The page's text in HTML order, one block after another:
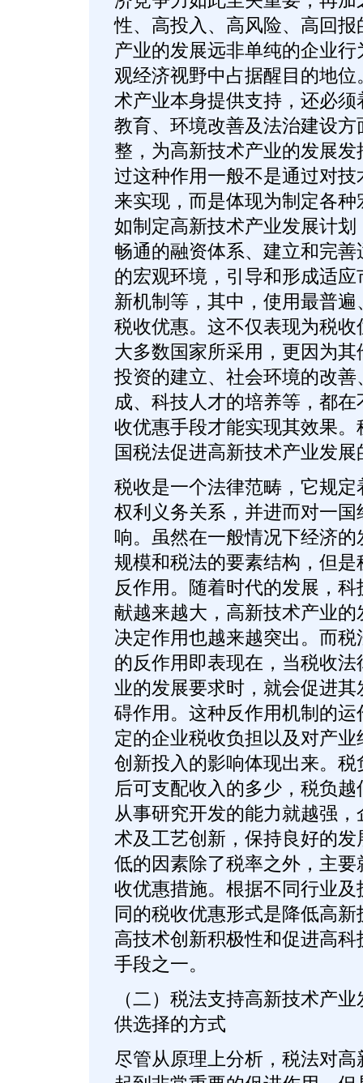
性、高投入、高风险、高回
产业的发展远非单纯的企业
观经济视野中占据醒目的地
术产业本身提供支持，还必
教育、环境改善及法治建设
整，为高新技术产业的发展
过这种作用一般不是通过对
来实现，而是体现为制定各
如制定高新技术产业发展计
畅通的融资体系、建立和完
的宏观环境，引导和形成适
新机制等，其中，使用最普
税收优惠。这不仅表现为税
大多数国家所采用，更因为
投资的建立、社会环境的改
成、科技人才的培养等，都
收优惠手段才能实现其效果
国税法促进高新技术产业发
税收是一个法律范畴，它规
权利义务关系，并进而对一
响。虽然在一般情况下经济
规模和税法的要素结构，但
反作用。随着时代的发展，
献越来越大，高新技术产业
决定作用也越来越突出。而
的反作用即表现在，当税收
业的发展要求时，就会促进
碍作用。这种反作用机制的
定的企业税收负担以及对产
创新投入的影响体现出来。
后可支配收入的多少，税负
从事研究开发的能力就越强
术及工艺创新，保持良好的
低的因素除了税率之外，主
收优惠措施。根据不同行业
同的税收优惠形式是降低高
高技术创新积极性和促进高
手段之一。
（二）税法支持高新技术产
供选择的方式
尽管从原理上分析，税法对